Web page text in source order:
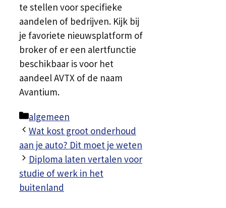
te stellen voor specifieke
aandelen of bedrijven. Kijk bij
je favoriete nieuwsplatform of
broker of er een alertfunctie
beschikbaar is voor het
aandeel AVTX of de naam
Avantium.
Categorieën
algemeen
Wat kost groot onderhoud
aan je auto? Dit moet je weten
Diploma laten vertalen voor
studie of werk in het
buitenland